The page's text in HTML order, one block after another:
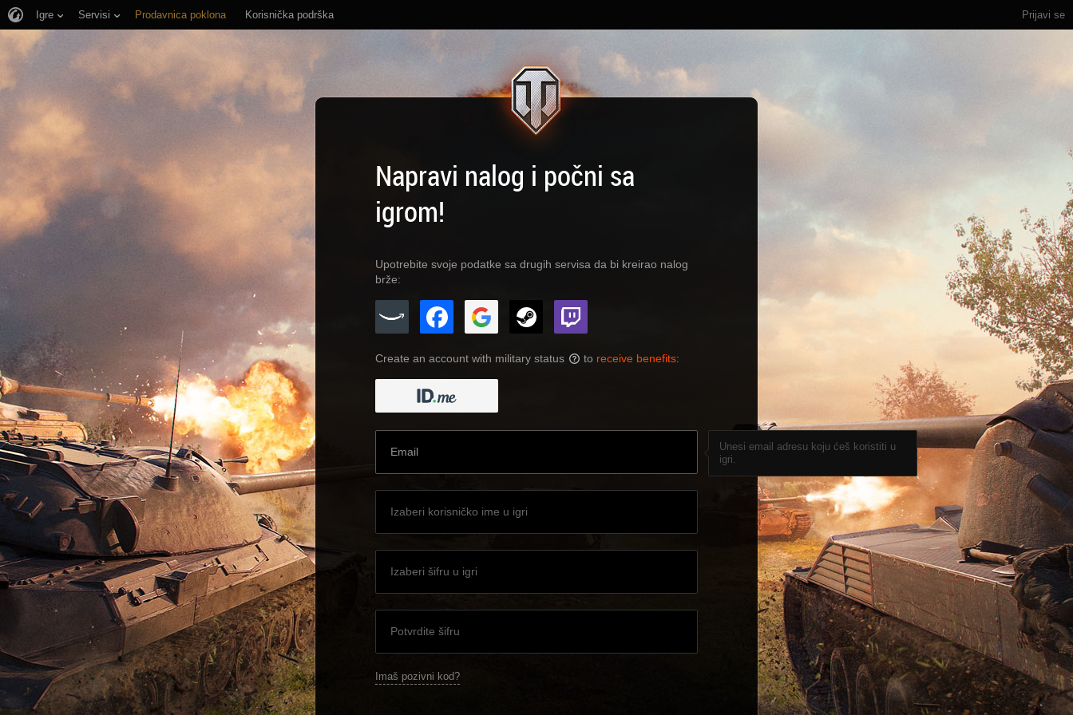
Prijavi se
Igre Servisi Prodavnica poklona Korisnička podrška
Napravi nalog i počni sa
igrom!
Upotrebite svoje podatke sa drugih servisa da bi kreirao nalog
brže:
Create an account with military status ? to receive benefits:
Unesi email adresu koju ćeš koristiti u
igri.
Imaš pozivni kod?